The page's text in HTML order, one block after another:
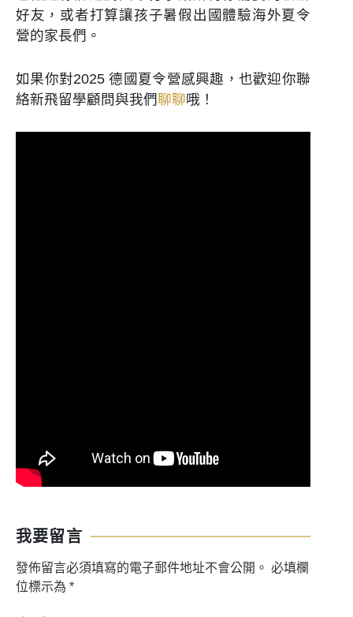
好友，或者打算讓孩子暑假出國體驗海外夏令
營的家長們。
如果你對2025 德國夏令營感興趣，也歡迎你聯
絡新飛留學顧問與我們聊聊哦！
我要留言
發佈留言必須填寫的電子郵件地址不會公開。 必填欄
位標示為 *